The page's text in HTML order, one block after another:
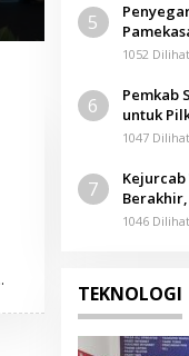
5
1052 Dilihat
6
Pemkab
untuk
1047 Dilihat
7
Kejurcab
Kejurwil
1046 Dilihat
TEKNOLOGI